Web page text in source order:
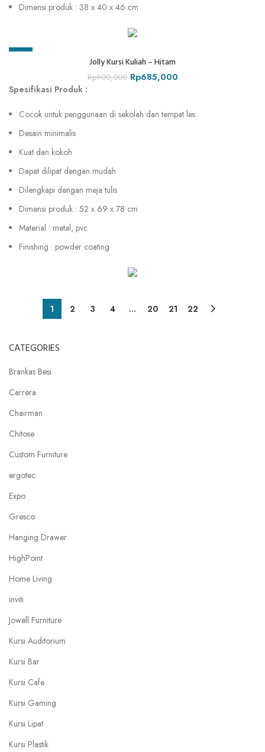
CATEGORIES
Brankas Besi
Carrera
Chairman
Chitose
Custom Furniture
ergotec
Expo
Gresco
Hanging Drawer
HighPoint
Home Living
inviti
Jowell Furniture
Kursi Auditorium
Kursi Bar
Kursi Cafe
Kursi Gaming
Kursi Lipat
Kursi Plastik
Dimensi produk : 38 x 40 x 46 cm
-24%
Jolly Kursi Kuliah – Hitam
Rp900,000 Rp685,000
Spesifikasi Produk :
Cocok untuk penggunaan di sekolah dan tempat les
Desain minimalis
Kuat dan kokoh
Dapat dilipat dengan mudah
Dilengkapi dengan meja tulis
Dimensi produk : 52 x 69 x 78 cm
Material : metal, pvc
Finishing : powder coating
1 2 3 4 … 20 21 22